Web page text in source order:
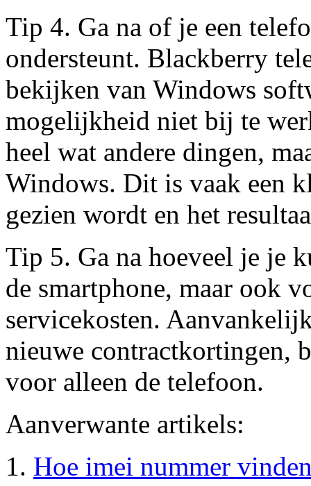
Tip 4. Ga na of je een
ondersteunt. Blackberry
bekijken van Windows
mogelijkheid niet bij te
heel wat andere dingen,
Windows. Dit is vaak een
gezien wordt en het
Tip 5. Ga na hoeveel je je
de smartphone, maar ook
servicekosten.
nieuwe contractkortingen,
voor alleen de telefoon.
Aanverwante artikels:
Hoe imei nummer